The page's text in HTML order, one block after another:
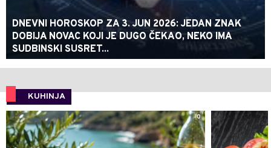
DNEVNI HOROSKOP ZA 3. JUN 2026: JEDAN ZNAK
DOBIJA NOVAC KOJI JE DUGO ČEKAO, NEKO IMA
SUDBINSKI SUSRET...
KUHINJA
0